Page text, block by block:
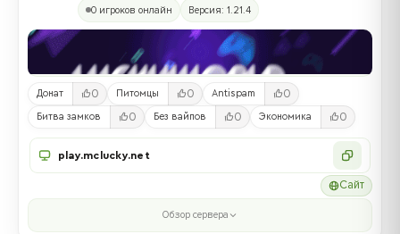
0 игроков онлайн Версия: 1.21.4
Донат 0 Питомцы 0 Antispam 0
Битва замков 0 Без вайпов 0 Экономика 0
play.mclucky.net
Сайт
Обзор сервера